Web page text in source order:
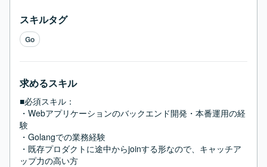
スキルタグ
Go
求めるスキル
■必須スキル：
・Webアプリケーションのバックエンド開発・本番運用の経
験
・Golangでの業務経験
・既存プロダクトに途中からjoinする形なので、キャッチア
ップ力の高い方